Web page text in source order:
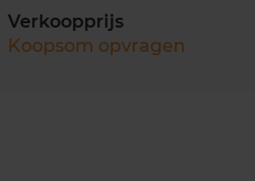
Verkoopprijs
Koopsom opvragen